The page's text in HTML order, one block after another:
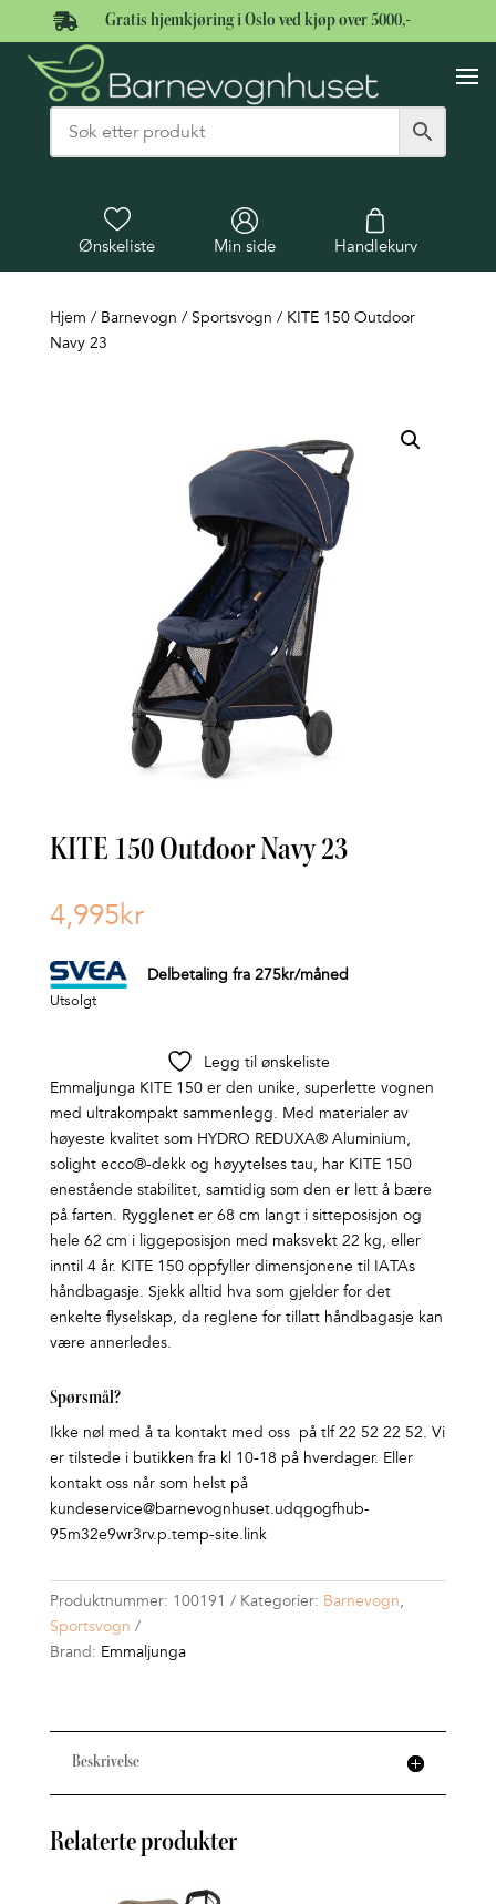
 Gratis hjemkjøring i Oslo ved kjøp over 5000,-
Ønskeliste Min side Handlekurv
Hjem / Barnevogn / Sportsvogn / KITE 150 Outdoor
Navy 23
KITE 150 Outdoor Navy 23
4,995kr
Delbetaling fra 275kr/måned
Utsolgt
Legg til ønskeliste
Emmaljunga KITE 150 er den unike, superlette vognen
med ultrakompakt sammenlegg. Med materialer av
høyeste kvalitet som HYDRO REDUXA® Aluminium,
solight ecco®-dekk og høyytelses tau, har KITE 150
enestående stabilitet, samtidig som den er lett å bære
på farten. Rygglenet er 68 cm langt i sitteposisjon og
hele 62 cm i liggeposisjon med maksvekt 22 kg, eller
inntil 4 år. KITE 150 oppfyller dimensjonene til IATAs
håndbagasje. Sjekk alltid hva som gjelder for det
enkelte flyselskap, da reglene for tillatt håndbagasje kan
være annerledes.
Spørsmål?
Ikke nøl med å ta kontakt med oss på tlf 22 52 22 52. Vi
er tilstede i butikken fra kl 10-18 på hverdager. Eller
kontakt oss når som helst på
kundeservice@barnevognhuset.udqgogfhub-
95m32e9wr3rv.p.temp-site.link
Produktnummer: 100191 Kategorier: Barnevogn,
Sportsvogn
Brand: Emmaljunga
Beskrivelse
Relaterte produkter